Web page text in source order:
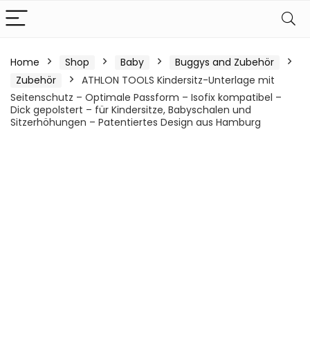
Home Shop Baby
Buggys and Zubehör
Zubehör
ATHLON TOOLS Kindersitz-Unterlage mit
Seitenschutz – Optimale Passform – Isofix kompatibel –
Dick gepolstert – für Kindersitze, Babyschalen und
Sitzerhöhungen – Patentiertes Design aus Hamburg